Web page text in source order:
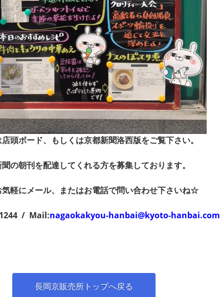
頭ボード、もしくは京都新聞洛西版をご覧下さい。
の朝刊を配達してくれる方を募集しております。
気軽にメール、またはお電話で問い合わせ下さいね☆
1244 / Mail:nagaokakyou-hanbai@kyoto-hanbai.com
長岡京販売所トップへ戻る